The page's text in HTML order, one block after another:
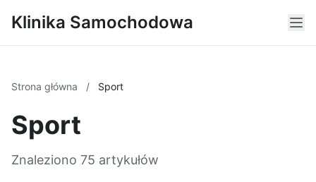
Klinika Samochodowa
Strona główna / Sport
Sport
Znaleziono 75 artykułów